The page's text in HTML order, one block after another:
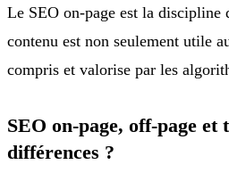
Le SEO on-page est la discipline
contenu est non seulement utile
compris et valorise par les
SEO on-page, off-page et
différences ?